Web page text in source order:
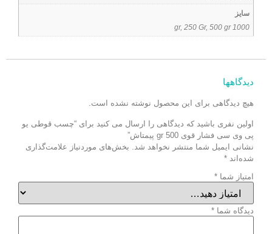
سایز
1000 gr, 250 Gr, 500 gr
دیدگاهها
هیچ دیدگاهی برای این محصول نوشته نشده است.
اولین نفری باشید که دیدگاهی را ارسال می کنید برای “چسب قوطی یو
پی وی سی فشار قوی 500 gr پیمتاش”
نشانی ایمیل شما منتشر نخواهد شد.
بخش‌های موردنیاز علامت‌گذاری
شده‌اند *
امتیاز شما *
دیدگاه شما *